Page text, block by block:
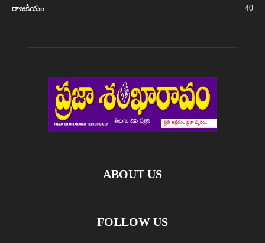
రాజకీయం 40
ABOUT US
FOLLOW US